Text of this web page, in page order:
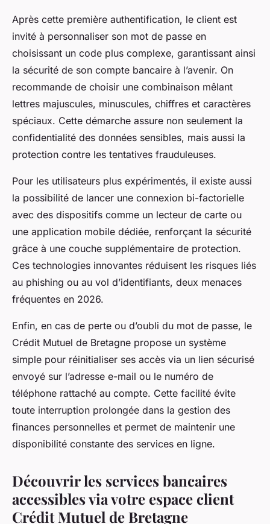
Après cette première authentification, le client est
invité à personnaliser son mot de passe en
choisissant un code plus complexe, garantissant ainsi
la sécurité de son compte bancaire à l’avenir. On
recommande de choisir une combinaison mêlant
lettres majuscules, minuscules, chiffres et caractères
spéciaux. Cette démarche assure non seulement la
confidentialité des données sensibles, mais aussi la
protection contre les tentatives frauduleuses.
Pour les utilisateurs plus expérimentés, il existe aussi
la possibilité de lancer une connexion bi-factorielle
avec des dispositifs comme un lecteur de carte ou
une application mobile dédiée, renforçant la sécurité
grâce à une couche supplémentaire de protection.
Ces technologies innovantes réduisent les risques liés
au phishing ou au vol d’identifiants, deux menaces
fréquentes en 2026.
Enfin, en cas de perte ou d’oubli du mot de passe, le
Crédit Mutuel de Bretagne propose un système
simple pour réinitialiser ses accès via un lien sécurisé
envoyé sur l’adresse e-mail ou le numéro de
téléphone rattaché au compte. Cette facilité évite
toute interruption prolongée dans la gestion des
finances personnelles et permet de maintenir une
disponibilité constante des services en ligne.
Découvrir les services bancaires
accessibles via votre espace client
Crédit Mutuel de Bretagne